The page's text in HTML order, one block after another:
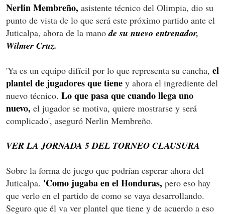
Nerlin Membreño, asistente técnico del Olimpia, dio su
punto de vista de lo que será este próximo partido ante el
Juticalpa, ahora de la manode su nuevo entrenador,
Wilmer Cruz.
'Ya es un equipo difícil por lo que representa su cancha, el
plantel de jugadores que tiene y ahora el ingrediente del
nuevo técnico. Lo que pasa que cuando llega uno
nuevo, el jugador se motiva, quiere mostrarse y será
complicado', aseguró Nerlin Membreño.
VER LA JORNADA 5 DEL TORNEO CLAUSURA
Sobre la forma de juego que podrían esperar ahora del
Juticalpa. 'Como jugaba en el Honduras, pero eso hay
que verlo en el partido de como se vaya desarrollando.
Seguro que él va ver plantel que tiene y de acuerdo a eso